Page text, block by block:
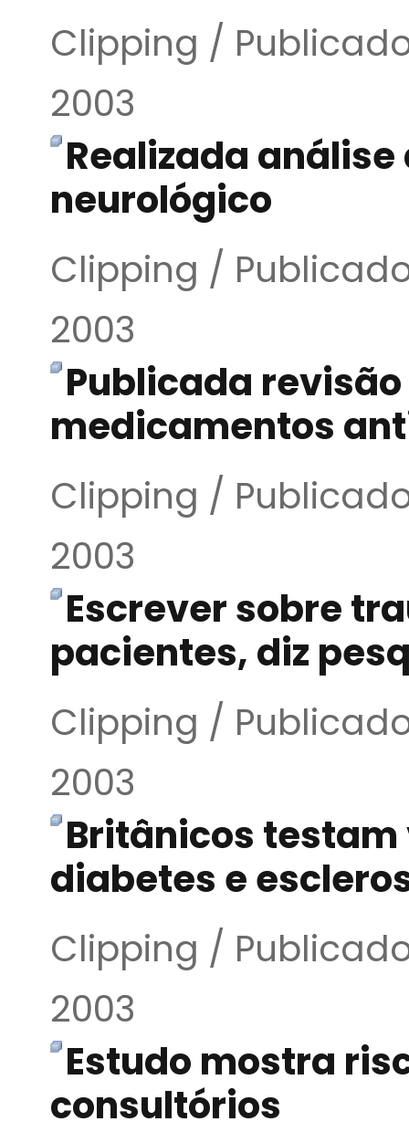
Clipping /
2003
Realizada
neurológico
Clipping /
2003
Publicada
medicamentos
Clipping /
2003
Escrever sobre
pacientes, diz
Clipping /
2003
Britânicos
diabetes e
Clipping /
2003
Estudo mostra
consultórios